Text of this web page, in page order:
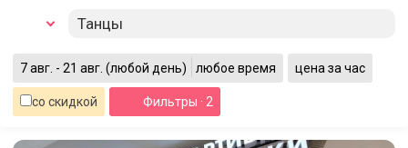
Танцы
7 авг. - 21 авг. (любой день) любое время цена за час
со скидкой Фильтры · 2